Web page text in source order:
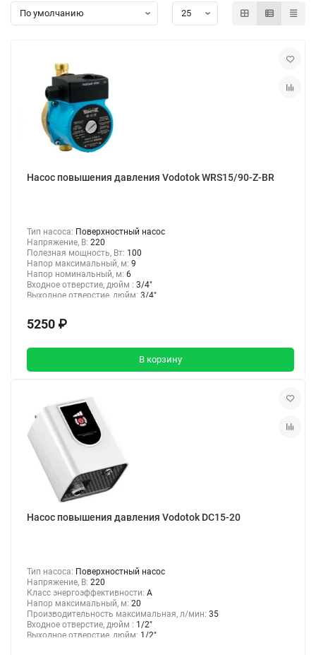
Консольно-моноблочные насосы
Насосы для химических жидкостей
Канализационные станции
Насосы для газа
Шкивные насосы
Насос повышения давления Vodotok WRS15/90-Z-BR
Тип насоса: Поверхностный насос
Напряжение, В: 220
Полезная мощность, Вт: 100
Напор максимальный, м: 9
Напор номинальный, м: 6
Входное отверстие, дюйм : 3/4"
Выходное отверстие, дюйм: 3/4"
5250 ₽
В корзину
Насос повышения давления Vodotok DC15-20
Тип насоса: Поверхностный насос
Напряжение, В: 220
Класс энергоэффективности: A
Напор максимальный, м: 20
Производительность максимальная, л/мин: 35
Входное отверстие, дюйм : 1/2"
Выходное отверстие, дюйм: 1/2"